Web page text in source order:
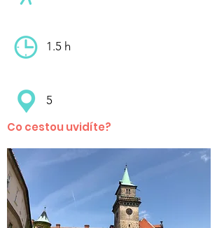
1.5 h
5
Co cestou uvidíte?